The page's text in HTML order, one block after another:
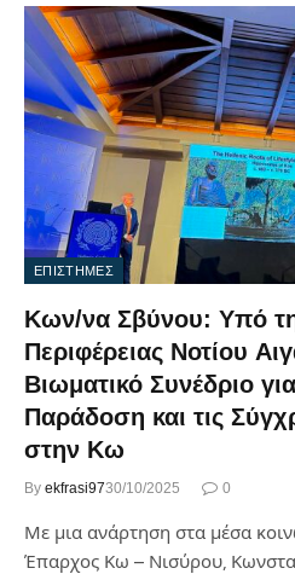
ΕΠΙΣΤΗΜΕΣ
Κων/να Σβύνου: Υπό
Περιφέρειας Νοτίου
Βιωματικό Συνέδριο
Παράδοση και τις
στην Κω
By ekfrasi9730/10/2025 0
Με μια ανάρτηση στα μέσα
Έπαρχος Κω – Νισύρου,